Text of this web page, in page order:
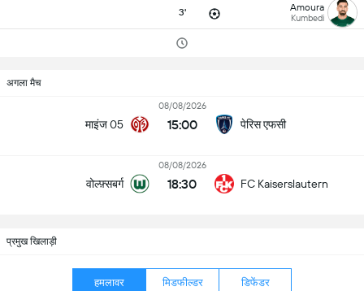
3' Amoura
Kumbedi
अगला मैच
माइंज 05
08/08/2026
15:00 पेरिस एफसी
वोल्फ़्सबर्ग
08/08/2026
18:30 FC Kaiserslautern
प्रमुख खिलाड़ी
हमलावर मिडफील्डर डिफेंडर